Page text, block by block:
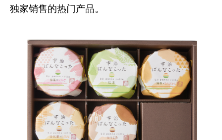
独家销售的热门产品。